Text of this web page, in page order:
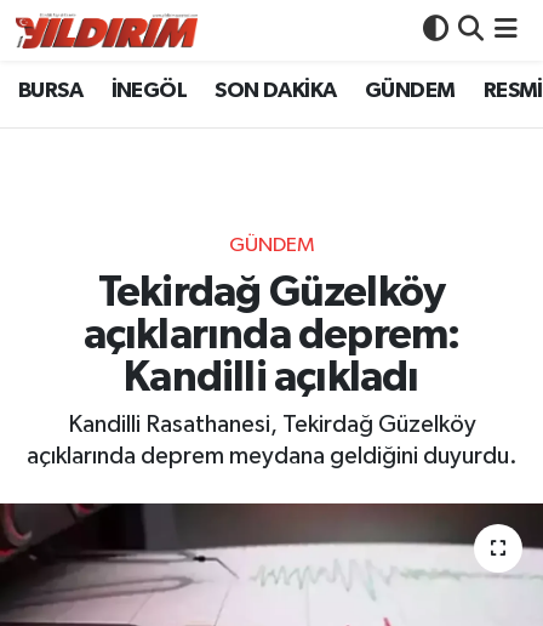
BURSA İNEGÖL SON DAKİKA GÜNDEM
GÜNDEM
Tekirdağ Güzelköy
açıklarında deprem:
Kandilli açıkladı
Kandilli Rasathanesi, Tekirdağ Güzelköy
açıklarında deprem meydana geldiğini duyurdu.
BURSA
GÜNDEM
RESMİ İLANLAR
SİYASET
YAŞAM
SPOR
Bursa Nöbetçi Eczaneler
Bursa Trafik Yoğunluk Haritası
Süper Lig Puan Durumu ve Fikstür
Son Dakika Haberleri
Haber Arşivi